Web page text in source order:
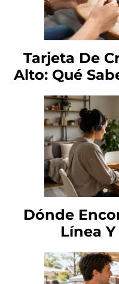
Tarjeta De
Alto: Qué
Dónde
Línea